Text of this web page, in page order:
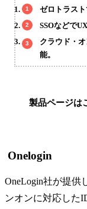
ゼロトラスト
SSOなどで
クラウド・
能。
製品ページは
Onelogin
OneLogin社が提供
ンオンに対応した